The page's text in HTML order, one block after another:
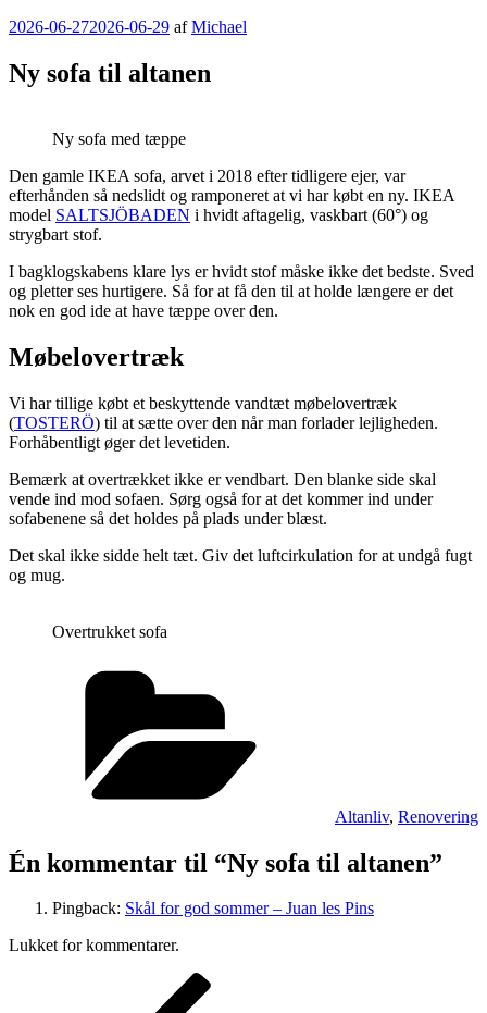
Udgivet
2026-06-272026-06-29 afMichael
Ny sofa til altanen
Ny sofa med tæppe
Den gamle IKEA sofa, arvet i 2018 efter tidligere ejer, var
efterhånden så nedslidt og ramponeret at vi har købt en ny. IKEA
model SALTSJÖBADEN i hvidt aftagelig, vaskbart (60°) og
strygbart stof.
I bagklogskabens klare lys er hvidt stof måske ikke det bedste. Sved
og pletter ses hurtigere. Så for at få den til at holde længere er det
nok en god ide at have tæppe over den.
Møbelovertræk
Vi har tillige købt et beskyttende vandtæt møbelovertræk
(TOSTERÖ) til at sætte over den når man forlader lejligheden.
Forhåbentligt øger det levetiden.
Bemærk at overtrækket ikke er vendbart. Den blanke side skal
vende ind mod sofaen. Sørg også for at det kommer ind under
sofabenene så det holdes på plads under blæst.
Det skal ikke sidde helt tæt. Giv det luftcirkulation for at undgå fugt
og mug.
Overtrukket sofa
Altanliv, Renovering
Én kommentar til “Ny sofa til altanen”
Pingback: Skål for god sommer – Juan les Pins
Lukket for kommentarer.
Indlægsnavigation